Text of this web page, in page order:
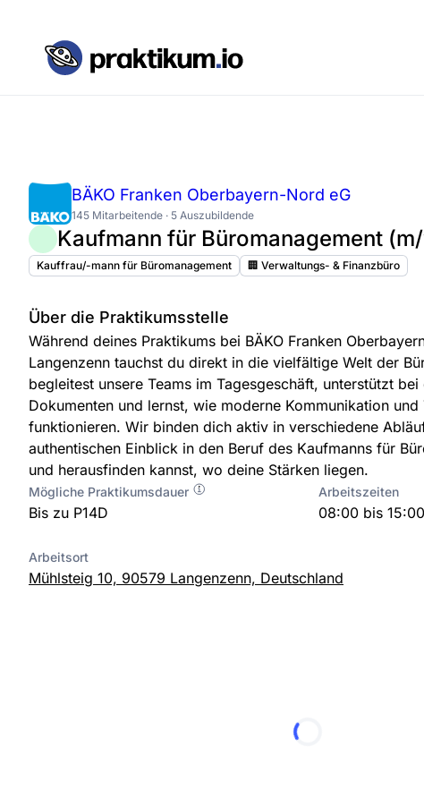
BÄKO Franken Oberbayern-Nord eG
145 Mitarbeitende · 5 Auszubildende
Kaufmann für Büromanagement
Kauffrau/-mann für Büromanagement 🏢 Verwaltungs- & Finanzbüro
Über die Praktikumsstelle
Während deines Praktikums bei BÄKO Franken
Langenzenn tauchst du direkt in die vielfältige Welt der
begleitest unsere Teams im Tagesgeschäft, unterstützt
Dokumenten und lernst, wie moderne Kommunikation
funktionieren. Wir binden dich aktiv in verschiedene
authentischen Einblick in den Beruf des Kaufmanns für
und herausfinden kannst, wo deine Stärken liegen.
Mögliche Praktikumsdauer
Bis zu P14D
Arbeitszeiten
08:00 bis
Arbeitsort
Mühlsteig 10, 90579 Langenzenn, Deutschland